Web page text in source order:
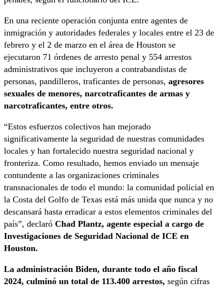
En una reciente operación conjunta entre agentes de
inmigración y autoridades federales y locales entre el 23 de
febrero y el 2 de marzo en el área de Houston se
ejecutaron 71 órdenes de arresto penal y 554 arrestos
administrativos que incluyeron a contrabandistas de
personas, pandilleros, traficantes de personas, agresores
sexuales de menores, narcotraficantes de armas y
narcotraficantes, entre otros.
“Estos esfuerzos colectivos han mejorado
significativamente la seguridad de nuestras comunidades
locales y han fortalecido nuestra seguridad nacional y
fronteriza. Como resultado, hemos enviado un mensaje
contundente a las organizaciones criminales
transnacionales de todo el mundo: la comunidad policial en
la Costa del Golfo de Texas está más unida que nunca y no
descansará hasta erradicar a estos elementos criminales del
país”, declaró Chad Plantz, agente especial a cargo de
Investigaciones de Seguridad Nacional de ICE en
Houston.
La administración Biden, durante todo el año fiscal
2024, culminó un total de 113.400 arrestos, según cifras